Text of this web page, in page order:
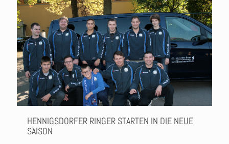
HENNIGSDORFER RINGER STARTEN IN DIE NEUE
SAISON